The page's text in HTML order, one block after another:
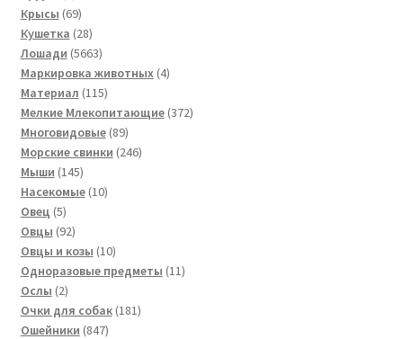
товара
Крысы 6969
товаров
Кушетка 2828
товаров
Лошади 56635663
товара
Маркировка животных 44
Материал 115115
товаров
Мелкие Млекопитающие 372372
Многовидовые 8989
товаров
Морские свинки 246246
Мыши 145145
товаров
Насекомые 1010
Овец 55
товаров
Овцы 9292
товара
Овцы и козы 1010
товаров
Одноразовые предметы 1111
Ослы 22
товара
Очки для собак 181181
Ошейники 847847